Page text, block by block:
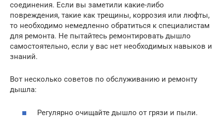
соединения. Если вы заметили какие-либо
повреждения, такие как трещины, коррозия или люфты,
то необходимо немедленно обратиться к специалистам
для ремонта. Не пытайтесь ремонтировать дышло
самостоятельно, если у вас нет необходимых навыков и
знаний.
Вот несколько советов по обслуживанию и ремонту
дышла:
Регулярно очищайте дышло от грязи и пыли.